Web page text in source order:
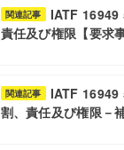
関連記事
IATF 16949
責任及び権限【要求
関連記事
IATF 16949
割、責任及び権限－